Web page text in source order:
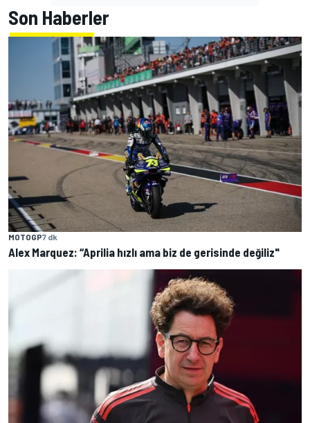
Son Haberler
MOTOGP7 dk
Alex Marquez: “Aprilia hızlı ama biz de gerisinde değiliz"